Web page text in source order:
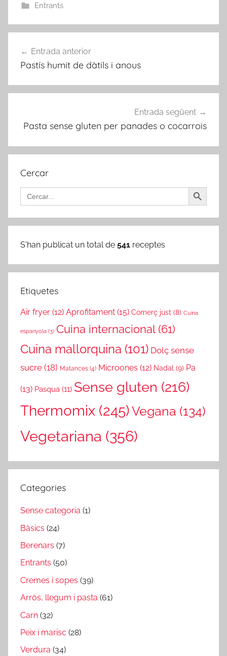
Entrants
d'entrades
Entrada anterior
Pastís humit de dàtils i anous
Entrada següent
Pasta sense gluten per panades o cocarrois
Cercar
Search
for:
Search Button
S'han publicat un total de 541 receptes
Etiquetes
Air fryer (12) Aprofitament (15) Comerç just (8) Cuina
espanyola (3) Cuina internacional(61)
Cuina mallorquina (101) Dolç sense
sucre (18) Matances (4) Microones (12) Nadal (9) Pa
(13) Pasqua (11) Sense gluten (216)
Thermomix (245)Vegana (134)
Vegetariana (356)
Categories
Sense categoria (1)
Bàsics (24)
Berenars (7)
Entrants (50)
Cremes i sopes (39)
Arròs, llegum i pasta (61)
Carn (32)
Peix i marisc (28)
Verdura (34)